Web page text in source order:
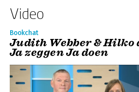
Video
Bookchat
Judith Webber & Hilko
Ja zeggen Ja doen